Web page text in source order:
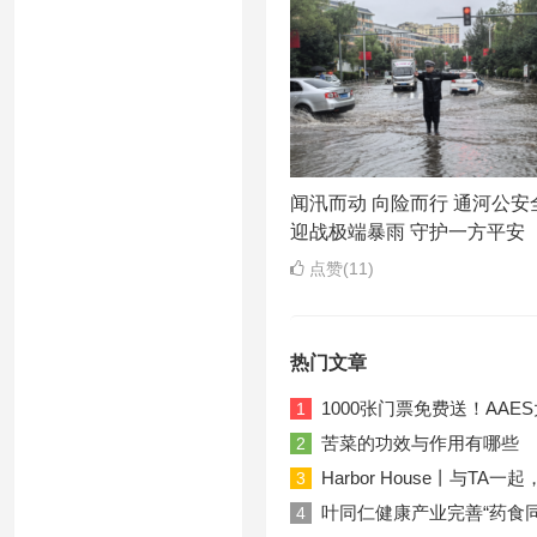
闻汛而动 向险而行 通河公安
迎战极端暴雨 守护一方平安
点赞(11)
热门文章
1 1000张门票免费送！
2 苦菜的功效与作用有哪些
3 Harbor House丨与TA一起
4 叶同仁健康产业完善“药食